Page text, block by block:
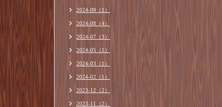
2024-09（1）
2024-08（4）
2024-07（3）
2024-05（1）
2024-03（1）
2024-02（1）
2023-12（2）
2023-11（2）